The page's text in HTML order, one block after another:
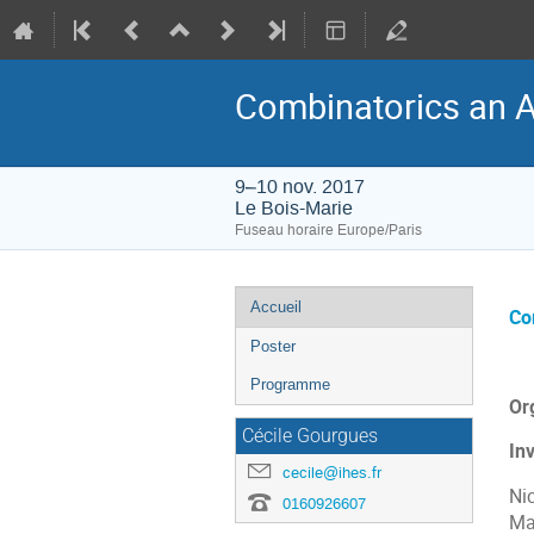
Combinatorics an
9–10 nov. 2017
Le Bois-Marie
Fuseau horaire Europe/Paris
Menu
de
Accueil
Poster
Programme
Cécile Gourgues
cecile@ihes.fr
0160926607